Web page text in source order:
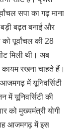
सपा का गढ़ माना
बड़ी बढ़त बनाई और
को पूर्वांचल की 28
मिली थी। अब
रखना चाहते हैं।
में यूनिवर्सिटी
में यूनिवर्सिटी की
को मुख्यमंत्री योगी
आजमगढ़ में इस